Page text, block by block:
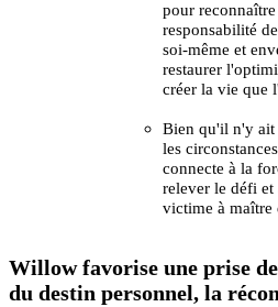
pour
responsabilité
soi-même et
restaurer
créer la vie que
Bien qu'il n'y ait
les
connecte à la
relever le défi et
victime à maître
Willow favorise une prise
du destin personnel, la